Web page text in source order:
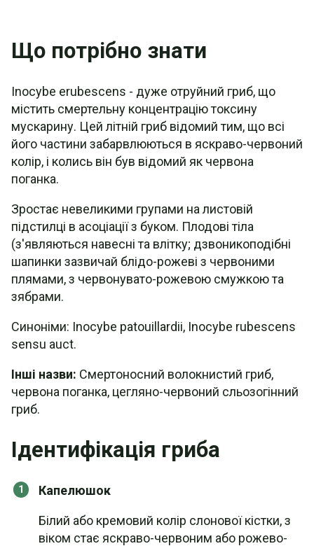
Що потрібно знати
Inocybe erubescens - дуже отруйний гриб, що
містить смертельну концентрацію токсину
мускарину. Цей літній гриб відомий тим, що всі
його частини забарвлюються в яскраво-червоний
колір, і колись він був відомий як червона
поганка.
Зростає невеликими групами на листовій
підстилці в асоціації з буком. Плодові тіла
(з'являються навесні та влітку; дзвоникоподібні
шапинки зазвичай блідо-рожеві з червоними
плямами, з червонувато-рожевою смужкою та
зябрами.
Синоніми: Inocybe patouillardii, Inocybe rubescens
sensu auct.
Інші назви: Смертоносний волокнистий гриб,
червона поганка, цегляно-червоний сльозогінний
гриб.
Ідентифікація гриба
Капелюшок
Білий або кремовий колір слонової кістки, з
віком стає яскраво-червоним або рожево-